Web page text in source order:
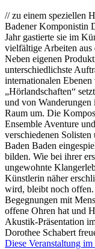
// zu einem speziellen
Badener Komponistin
Jahr gastierte sie im
vielfältige Arbeiten aus
Neben eigenen
unterschiedlichste
internationalen
„Hörlandschaften“
und von Wanderungen
Raum um. Die
Ensemble Aventure
verschiedenen
Baden Baden
bilden. Wie bei ihrer
ungewohnte
Künstlerin näher
wird, bleibt noch offen.
Begegnungen mit
offene Ohren hat und
Akustik-Präsentation
Dorothee Schabert
Diese Veranstaltung